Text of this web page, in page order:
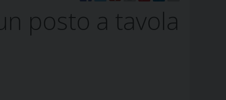
posto a tavola